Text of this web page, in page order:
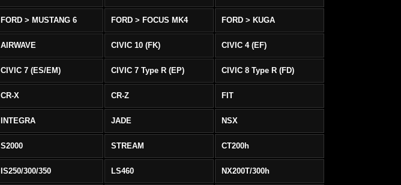
FORD > MUSTANG 6 FORD > FOCUS MK4 FORD > KUGA
AIRWAVE CIVIC 10 (FK) CIVIC 4 (EF)
CIVIC 7 (ES/EM) CIVIC 7 Type R (EP) CIVIC 8 Type R (FD)
CR-X CR-Z FIT
INTEGRA JADE NSX
S2000 STREAM CT200h
IS250/300/350 LS460 NX200T/300h